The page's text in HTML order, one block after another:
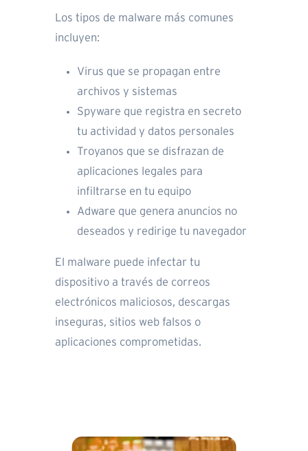
Los tipos de malware más comunes
incluyen:
Virus que se propagan entre
archivos y sistemas
Spyware que registra en secreto
tu actividad y datos personales
Troyanos que se disfrazan de
aplicaciones legales para
infiltrarse en tu equipo
Adware que genera anuncios no
deseados y redirige tu navegador
El malware puede infectar tu
dispositivo a través de correos
electrónicos maliciosos, descargas
inseguras, sitios web falsos o
aplicaciones comprometidas.